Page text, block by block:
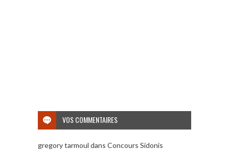
VOS COMMENTAIRES
gregory tarmoul dans Concours Sidonis